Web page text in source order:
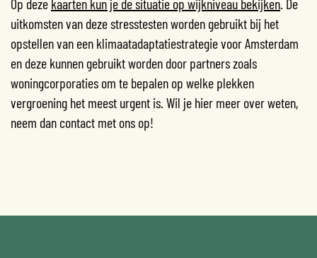
uitkomsten van deze stresstesten worden gebruikt bij het
opstellen van een klimaatadaptatiestrategie voor Amsterdam
en deze kunnen gebruikt worden door partners zoals
woningcorporaties om te bepalen op welke plekken
vergroening het meest urgent is. Wil je hier meer over weten,
neem dan contact met ons op!